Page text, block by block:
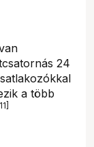
24
a több